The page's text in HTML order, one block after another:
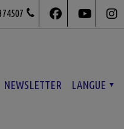
NEWSLETTER LANGUE